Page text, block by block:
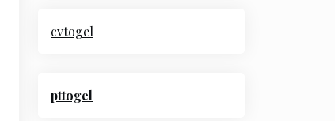
cvtogel
pttogel